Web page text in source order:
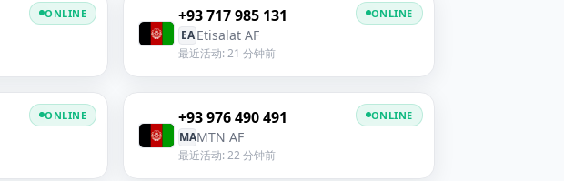
ONLINE +93 717 985 131
EAEtisalat AF
最近活动: 21 分钟前
ONLINE
ONLINE +93 976 490 491
MAMTN AF
最近活动: 22 分钟前
ONLINE